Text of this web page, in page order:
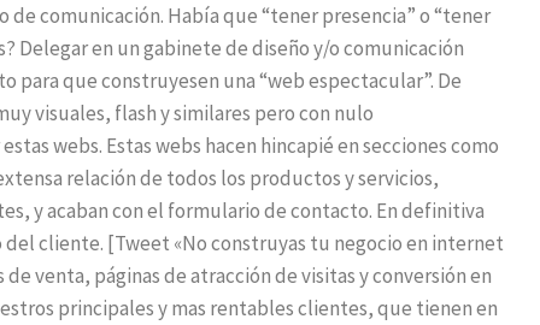
de comunicación. Había que “tener presencia” o “tener
Delegar en un gabinete de diseño y/o comunicación
que construyesen una “web espectacular”. De
visuales, flash y similares pero con nulo
webs. Estas webs hacen hincapié en secciones como
relación de todos los productos y servicios,
y acaban con el formulario de contacto. En definitiva
cliente. [Tweet «No construyas tu negocio en internet
venta, páginas de atracción de visitas y conversión en
principales y mas rentables clientes, que tienen en